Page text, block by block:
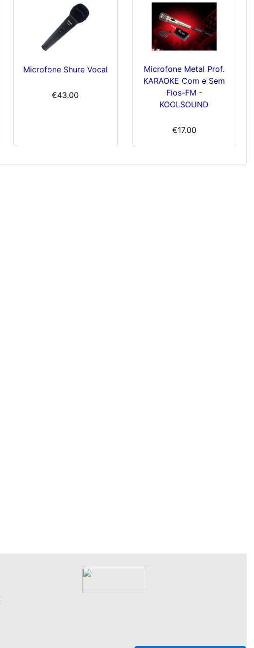
Microfone Shure Vocal
€43.00
Microfone Metal Prof.
KARAOKE Com e Sem
Fios-FM -
KOOLSOUND
€17.00